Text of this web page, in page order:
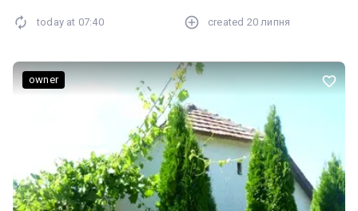
today at 07:40 created 20 липня
owner